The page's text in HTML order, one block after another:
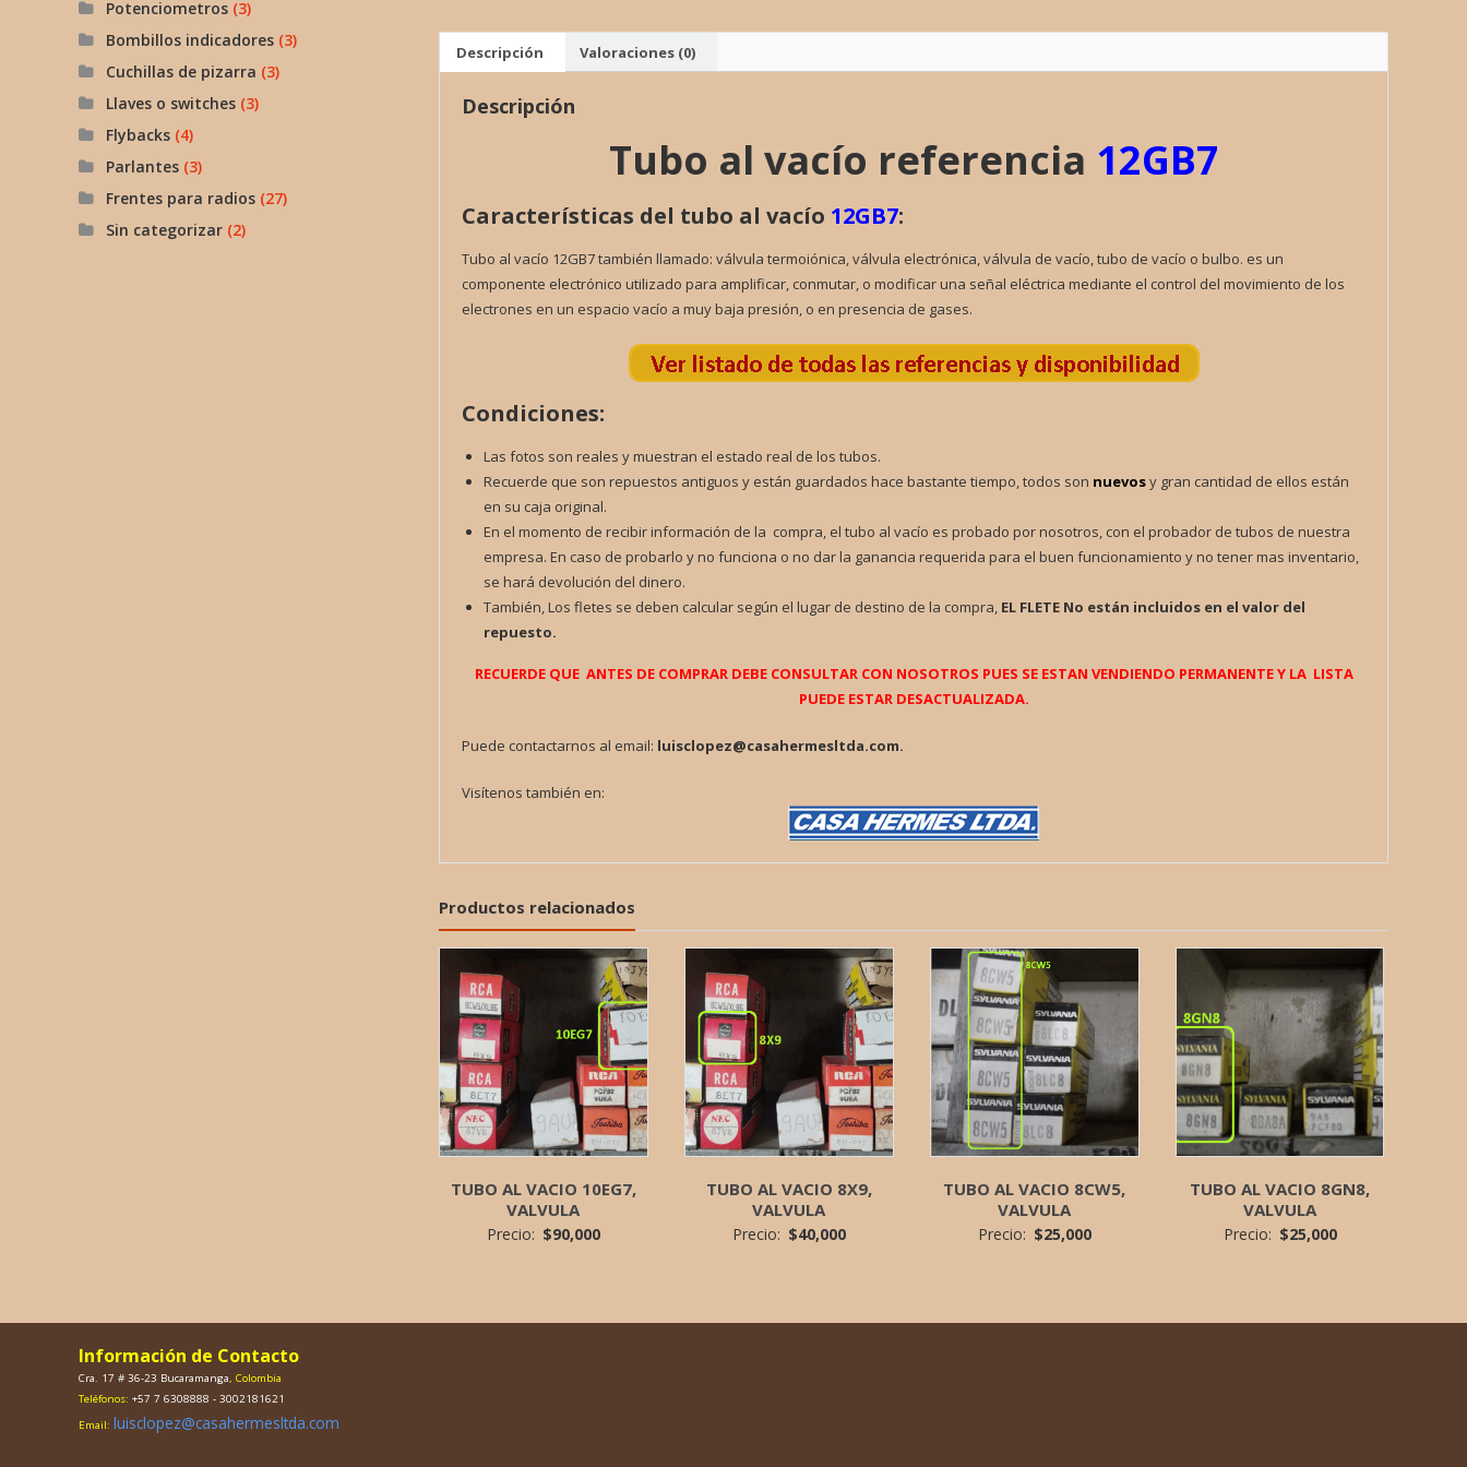
cantidad
Descripción Valoraciones (0)
Descripción
Tubo al vacío referencia 12GB7
Características del tubo al vacío 12GB7:
Tubo al vacío 12GB7 también llamado: válvula termoiónica, válvula electrónica, válvula de vacío, tubo de vacío o bulbo. es un
componente electrónico utilizado para amplificar, conmutar, o modificar una señal eléctrica mediante el control del movimiento de los
electrones en un espacio vacío a muy baja presión, o en presencia de gases.
Condiciones:
Las fotos son reales y muestran el estado real de los tubos.
Recuerde que son repuestos antiguos y están guardados hace bastante tiempo, todos son nuevosy gran cantidad de ellos están
en su caja original.
En el momento de recibir información de la compra, el tubo al vacío es probado por nosotros, con el probador de tubos de nuestra
empresa. En caso de probarlo y no funciona o no dar la ganancia requerida para el buen funcionamiento y no tener mas inventario,
se hará devolución del dinero.
También, Los fletes se deben calcular según el lugar de destino de la compra, EL FLETE No están incluidos en el valor del
repuesto.
RECUERDE QUE ANTES DE COMPRAR DEBE CONSULTAR CON NOSOTROS PUES SE ESTAN VENDIENDO PERMANENTE Y LA LISTA
PUEDE ESTAR DESACTUALIZADA.
Puede contactarnos al email: luisclopez@casahermesltda.com.
Visítenos también en:
Productos relacionados
TUBO AL VACIO 10EG7,
VALVULA
Precio: $90,000
TUBO AL VACIO 8X9,
VALVULA
Precio: $40,000
TUBO AL VACIO 8CW5,
VALVULA
Precio: $25,000
TUBO AL VACIO 8GN8,
VALVULA
Precio: $25,000
Potenciometros (3)
Bombillos indicadores (3)
Cuchillas de pizarra (3)
Llaves o switches (3)
Flybacks (4)
Parlantes (3)
Frentes para radios (27)
Sin categorizar (2)
Información de Contacto
Cra. 17 # 36-23 Bucaramanga, Colombia
Teléfonos:+57 7 6308888 - 3002181621
Email: luisclopez@casahermesltda.com